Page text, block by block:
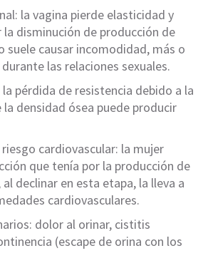
la vagina pierde elasticidad y
la disminución de producción de
suele causar incomodidad, más o
las relaciones sexuales.
pérdida de resistencia debido a la
densidad ósea puede producir
cardiovascular: la mujer
que tenía por la producción de
declinar en esta etapa, la lleva a
cardiovasculares.
dolor al orinar, cistitis
(escape de orina con los